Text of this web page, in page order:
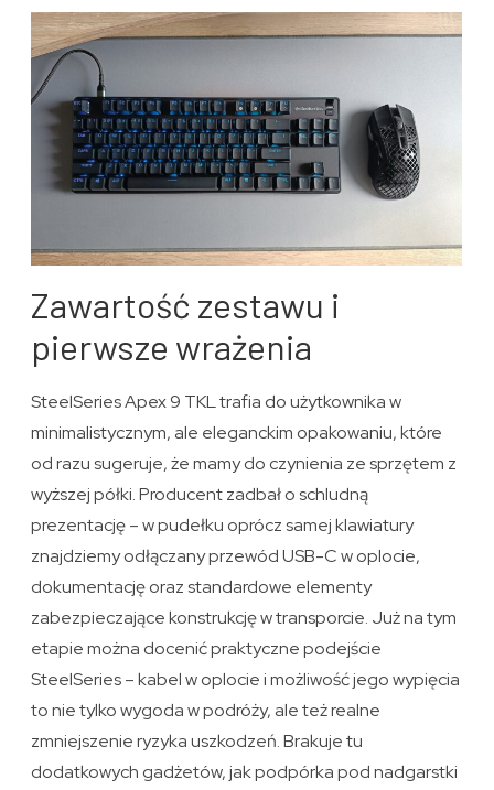
Zawartość zestawu i
pierwsze wrażenia
SteelSeries Apex 9 TKL trafia do użytkownika w
minimalistycznym, ale eleganckim opakowaniu, które
od razu sugeruje, że mamy do czynienia ze sprzętem z
wyższej półki. Producent zadbał o schludną
prezentację – w pudełku oprócz samej klawiatury
znajdziemy odłączany przewód USB-C w oplocie,
dokumentację oraz standardowe elementy
zabezpieczające konstrukcję w transporcie. Już na tym
etapie można docenić praktyczne podejście
SteelSeries – kabel w oplocie i możliwość jego wypięcia
to nie tylko wygoda w podróży, ale też realne
zmniejszenie ryzyka uszkodzeń. Brakuje tu
dodatkowych gadżetów, jak podpórka pod nadgarstki